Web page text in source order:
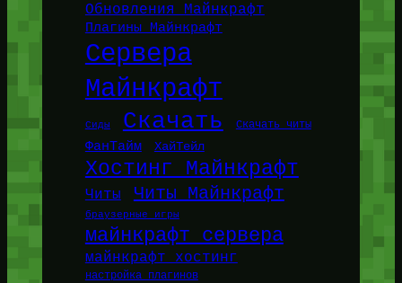
Обновления Майнкрафт
Плагины Майнкрафт
Сервера
Майнкрафт
Сиды Скачать Скачать читы
ФанТайм ХайТейл
Хостинг Майнкрафт
Читы Читы Майнкрафт
браузерные игры
майнкрафт сервера
майнкрафт хостинг
настройка плагинов